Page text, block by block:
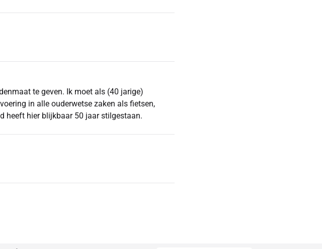
te geven. Ik moet als (40 jarige)
in alle ouderwetse zaken als fietsen,
heeft hier blijkbaar 50 jaar stilgestaan.